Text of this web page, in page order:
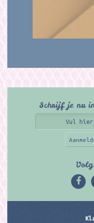
Schrijf je nu